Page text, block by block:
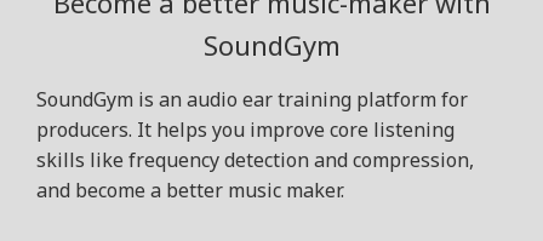
SoundGym
SoundGym is an audio ear training platform for
producers. It helps you improve core listening
skills like frequency detection and compression,
and become a better music maker.